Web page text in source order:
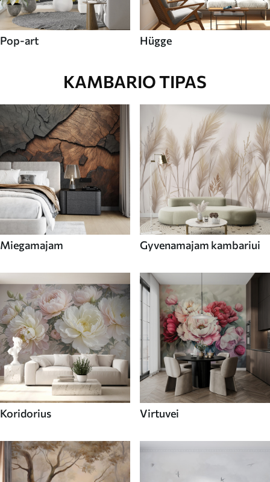
Pop-art Hügge
KAMBARIO TIPAS
Miegamajam Gyvenamajam kambariui
Koridorius Virtuvei